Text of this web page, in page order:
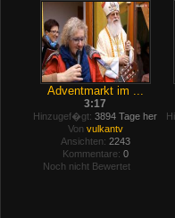
Adventmarkt im ...
3:17
Hinzugef�gt: 3894 Tage her
Von vulkantv
Ansichten: 2243
Kommentare: 0
Noch nicht Bewertet